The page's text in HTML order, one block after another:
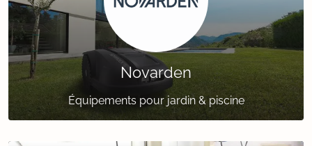
Novarden
Équipements pour jardin & piscine